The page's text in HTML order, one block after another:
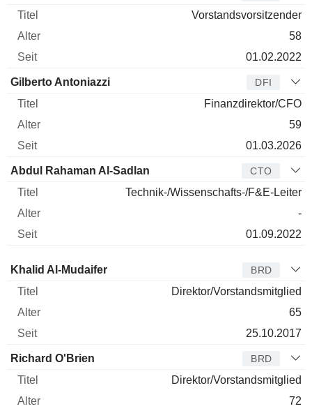
Vorstandsvorsitzender
58
01.02.2022
Gilberto Antoniazzi DFI
Finanzdirektor/CFO
59
01.03.2026
Abdul Rahaman Al-Sadlan CTO
Technik-/Wissenschafts-/F&E-Leiter
-
01.09.2022
Verwaltungsratsmitglied
Khalid Al-Mudaifer BRD
Direktor/Vorstandsmitglied
65
25.10.2017
Richard O'Brien BRD
Direktor/Vorstandsmitglied
72